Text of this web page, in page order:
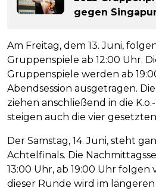
gegen
Am Freitag, dem 13. Juni,
Gruppenspiele ab 12:00 Uhr.
Gruppenspiele werden ab
Abendsession ausgetragen.
ziehen anschließend in die
steigen auch die vier
Der Samstag, 14. Juni, steht
Achtelfinals. Die
13:00 Uhr, ab 19:00 Uhr
dieser Runde wird im